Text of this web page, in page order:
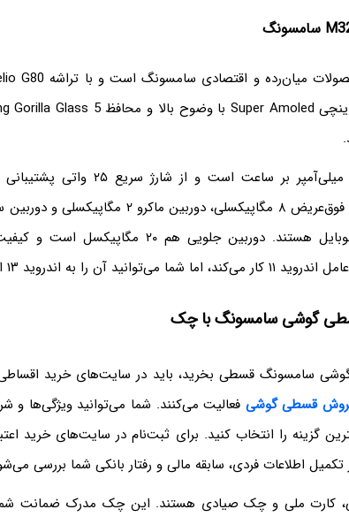
دوربین‌های عقب موبایل هستند. دوربین جلویی
آن را به اندروید ۱۳ ارتقا دهید.
گوشی سامسونگ با چک
گوشی سامسونگ قسطی بخرید، باید در سایت‌های خرید
قسطی گوشی فعالیت می‌کنند. شما می‌توانید ویژگی‌ها و
گزینه را انتخاب کنید. برای ثبت‌نام در سایت‌های خرید
تکمیل اطلاعات فردی، سابقه مالی و رفتار بانکی شما بررسی
کارت ملی و چک صیادی هستند. این چک مدرک ضمانت شما